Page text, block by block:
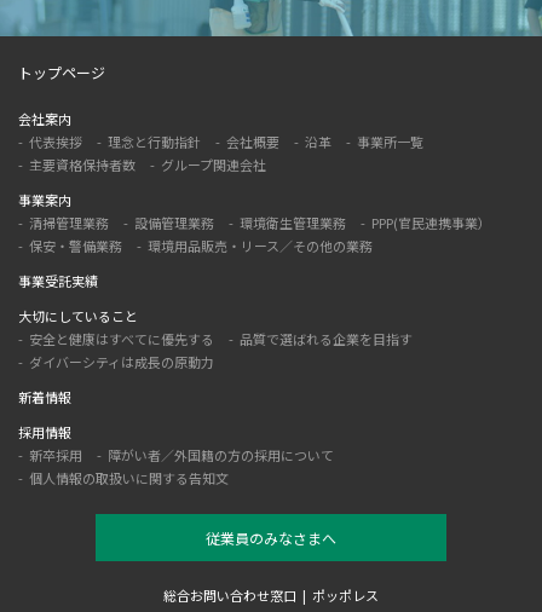
トップページ
会社案内
代表挨拶
理念と行動指針 会社概要 沿革
事業所一覧
主要資格保持者数
グループ関連会社
事業案内
清掃管理業務
設備管理業務 環境衛生管理業務
PPP(官民連携事業）
保安・警備業務
環境用品販売・リース／その他の業務
事業受託実績
大切にしていること
安全と健康はすべてに優先する
品質で選ばれる企業を目指す
ダイバーシティは成長の原動力
新着情報
採用情報
新卒採用
障がい者／外国籍の方の採用について
個人情報の取扱いに関する告知文
従業員のみなさまへ
総合お問い合わせ窓口 ポッポレス